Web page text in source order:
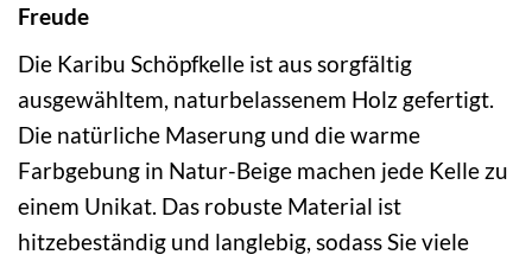
Freude
Die Karibu Schöpfkelle ist aus sorgfältig
ausgewähltem, naturbelassenem Holz gefertigt.
Die natürliche Maserung und die warme
Farbgebung in Natur-Beige machen jede Kelle zu
einem Unikat. Das robuste Material ist
hitzebeständig und langlebig, sodass Sie viele